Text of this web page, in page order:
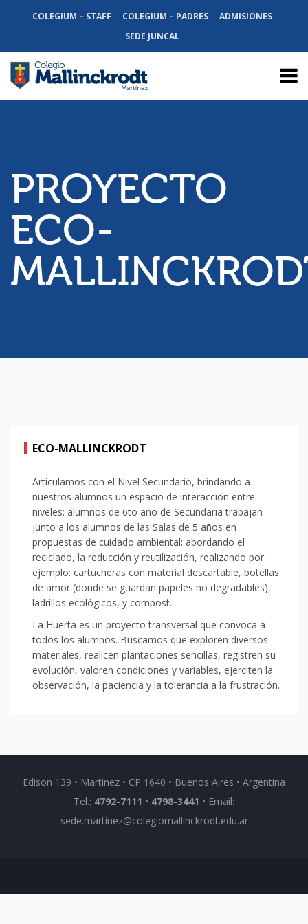
COLEGIUM – STAFF COLEGIUM – PADRES
ADMISIONES
SEDE JUNCAL
PROYECTO
ECO-
ECO-MALLINCKRODT
Articulamos con el Nivel Secundario, brindando a
nuestros alumnos un espacio de interacción entre
niveles: alumnos de 6to año de Secundaria trabajan
junto a los alumnos de las Salas de 5 años en
propuestas de cuidado ambiental: abordando el
reciclado, la reducción y reutilización, realizando por
ejemplo: cartucheras con material descartable, botellas
de amor (donde se guardan papeles no degradables),
ladrillos ecológicos, y compost.
La Huerta es un proyecto transversal que convoca a
todos los alumnos. Buscamos que exploren diversos
materiales, realicen plantaciones sencillas, registren su
evolución, valoren condiciones y variables, ejerciten la
observación, la paciencia y la tolerancia a la frustración.
Edison 139 • Martinez • CP 1640 • Buenos Aires • Argentina
Tel.: 4792-7111 • 4798-3441 • Email:
sede.martinez@colegiomallinckrodt.edu.ar